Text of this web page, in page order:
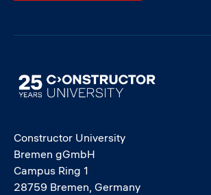
Image
Constructor University
Bremen gGmbH
Campus Ring 1
28759 Bremen, Germany